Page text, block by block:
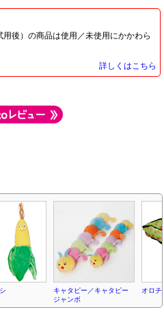
後）の商品は使用／未使用にかかわら
詳しくはこちら
キャタピー／キャタピー
ジャンボ
オロチ